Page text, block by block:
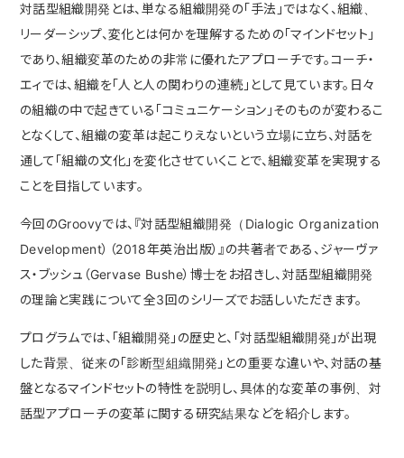
対話型組織開発とは、単なる組織開発の「手法」ではなく、組織、
リーダーシップ、変化とは何かを理解するための「マインドセット」
であり、組織変革のための非常に優れたアプローチです。コーチ・
エィでは、組織を「人と人の関わりの連続」として見ています。日々
の組織の中で起きている「コミュニケーション」そのものが変わるこ
となくして、組織の変革は起こりえないという立場に立ち、対話を
通して「組織の文化」を変化させていくことで、組織変革を実現する
ことを目指しています。
今回のGroovyでは、『対話型組織開発（Dialogic Organization
Development）（2018年英治出版）』の共著者である、ジャーヴァ
ス・ブッシュ（Gervase Bushe）博士をお招きし、対話型組織開発
の理論と実践について全3回のシリーズでお話しいただきます。
プログラムでは、「組織開発」の歴史と、「対話型組織開発」が出現
した背景、従来の「診断型組織開発」との重要な違いや、対話の基
盤となるマインドセットの特性を説明し、具体的な変革の事例、対
話型アプローチの変革に関する研究結果などを紹介します。